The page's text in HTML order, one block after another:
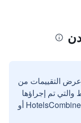
التقييمات من
تم إجراؤها
بواسطة مستخدمين حقيقيين مع HotelsCombined أو